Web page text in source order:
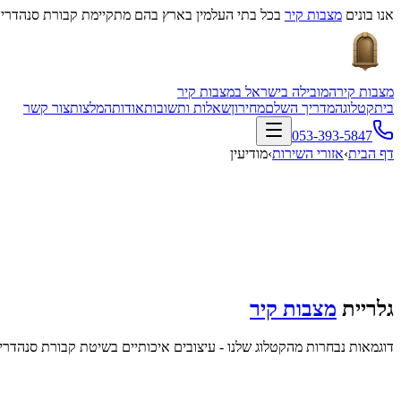
אנו בונים מצבות קיר בכל בתי העלמין בארץ בהם מתקיימת קבורת
מצבות קירהמובילה בישראל במצבות קיר
ביתקטלוגהמדריך השלםמחירוןשאלות ותשובותאודותהמלצותצור קשר
053-393-5847
דף הבית›אזורי השירות›מודיעין
גלריית מצבות קיר
דוגמאות נבחרות מהקטלוג שלנו - עיצובים איכותיים בשיטת קבורת